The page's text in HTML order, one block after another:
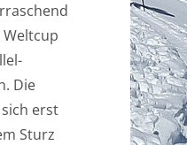
Die
erst
Sturz